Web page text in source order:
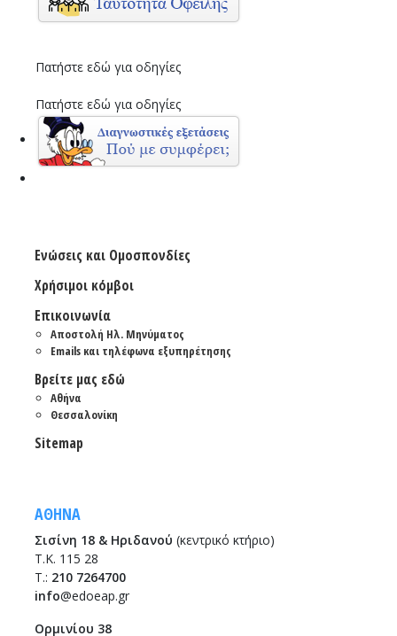
Πατήστε εδώ για οδηγίες
Πατήστε εδώ για οδηγίες
Ενώσεις και Ομοσπονδίες
Χρήσιμοι κόμβοι
Επικοινωνία
Αποστολή Ηλ. Μηνύματος
Emails και τηλέφωνα εξυπηρέτησης
Βρείτε μας εδώ
Αθήνα
Θεσσαλονίκη
Sitemap
ΑΘΗΝΑ
Σισίνη 18 & Ηριδανού (κεντρικό κτήριο)
Τ.Κ. 115 28
T.: 210 7264700
info@edoeap.gr
Ορμινίου 38